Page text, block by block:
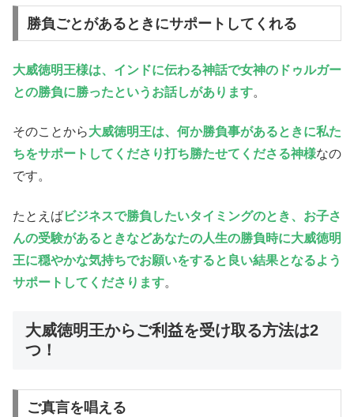
勝負ごとがあるときにサポートしてくれる
大威徳明王様は、インドに伝わる神話で女神のドゥルガー
との勝負に勝ったというお話しがあります。
そのことから大威徳明王は、何か勝負事があるときに私た
ちをサポートしてくださり打ち勝たせてくださる神様なの
です。
たとえばビジネスで勝負したいタイミングのとき、お子さ
んの受験があるときなどあなたの人生の勝負時に大威徳明
王に穏やかな気持ちでお願いをすると良い結果となるよう
サポートしてくださります。
大威徳明王からご利益を受け取る方法は2
つ！
ご真言を唱える